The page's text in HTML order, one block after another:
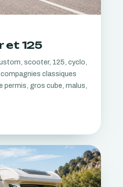
et 125
scooter, 125, cyclo,
classiques
permis, gros cube, malus,